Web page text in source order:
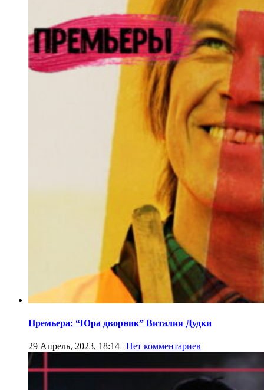
Премьера: “Юра дворник” Виталия Дудки
29 Апрель, 2023, 18:14 | Нет комментариев